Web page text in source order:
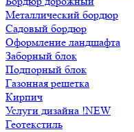
Металлический бордюр
Садовый бордюр
Оформление ландшафта
Заборный блок
Подпорный блок
Газонная решетка
Кирпич
Услуги дизайна !NEW
Геотекстиль